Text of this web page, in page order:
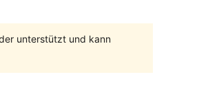
unterstützt und kann